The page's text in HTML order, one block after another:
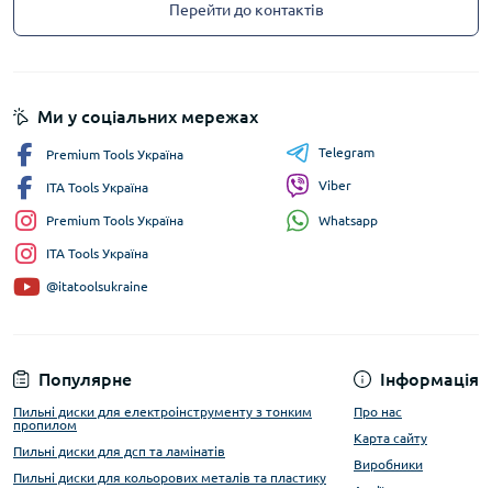
Перейти до контактів
Популярне
Пильні диски для електроінструменту з тонким
пропилом
Пильні диски для дсп та ламінатів
Пильні диски для кольорових металів та пластику
Інформація
Про нас
Карта сайту
Виробники
Ми у соціальних мережах
Premium Tools Україна
ITA Tools Україна
Premium Tools Україна
ITA Tools Україна
@itatoolsukraine
Telegram
Viber
Whatsapp